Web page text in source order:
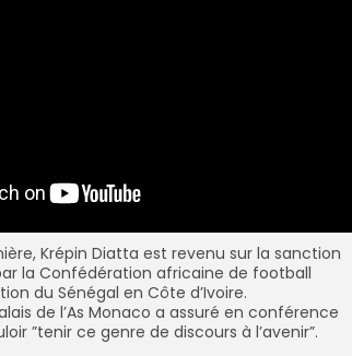
Krépin Diatta est revenu sur la sanction
la Confédération africaine de football
du Sénégal en Côte d’Ivoire.
de l’As Monaco a assuré en conférence
”tenir ce genre de discours à l’avenir”.